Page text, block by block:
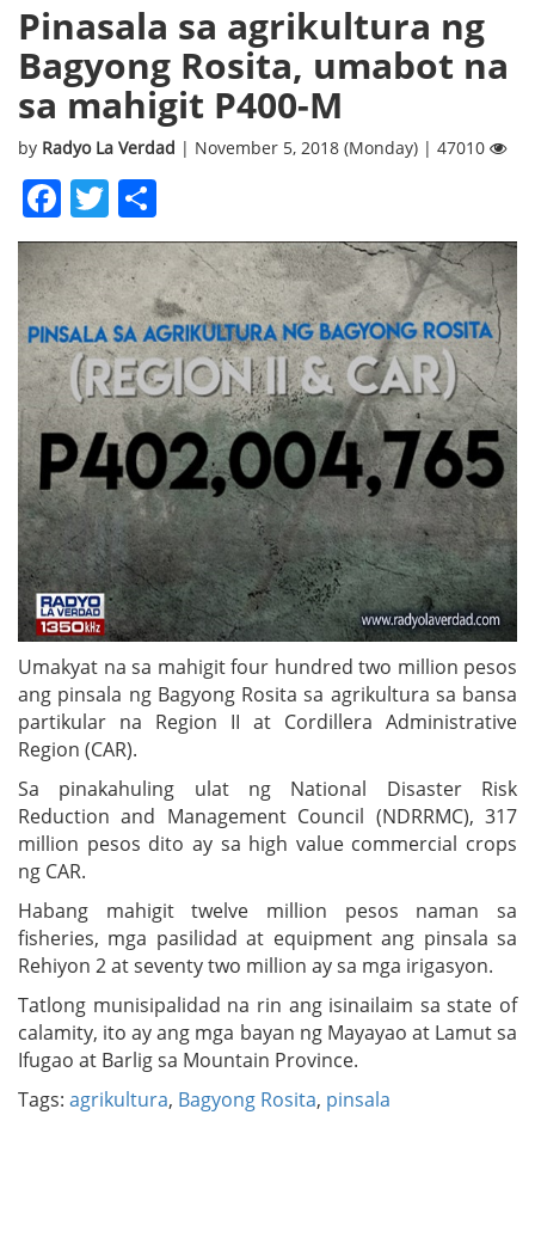
Pinasala sa agrikultura ng
Bagyong Rosita, umabot na
sa mahigit P400-M
by Radyo La Verdad | November 5, 2018 (Monday) | 47010
Facebook
Twitter
Umakyat na sa mahigit four hundred two million pesos
ang pinsala ng Bagyong Rosita sa agrikultura sa bansa
partikular na Region II at Cordillera Administrative
Region (CAR).
Sa pinakahuling ulat ng National Disaster Risk
Reduction and Management Council (NDRRMC), 317
million pesos dito ay sa high value commercial crops
ng CAR.
Habang mahigit twelve million pesos naman sa
fisheries, mga pasilidad at equipment ang pinsala sa
Rehiyon 2 at seventy two million ay sa mga irigasyon.
Tatlong munisipalidad na rin ang isinailaim sa state of
calamity, ito ay ang mga bayan ng Mayayao at Lamut sa
Ifugao at Barlig sa Mountain Province.
Tags: agrikultura, Bagyong Rosita, pinsala